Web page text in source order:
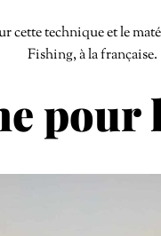
cette technique et le
Fishing, à la française.
pour